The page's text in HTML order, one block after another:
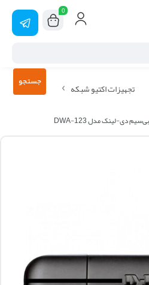
0
جستجو
تجهیزات اکتیو شبکه